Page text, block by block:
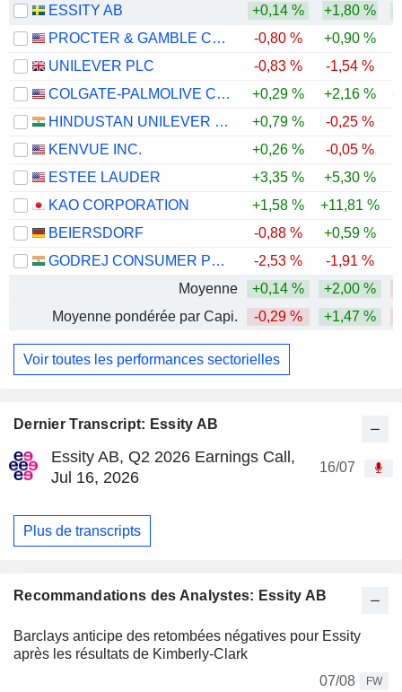
Dernier Transcript: Essity AB
Essity AB, Q2 2026 Earnings Call,
Jul 16, 2026
16/07
Plus de transcripts
Recommandations des Analystes: Essity AB
Barclays anticipe des retombées négatives pour Essity
après les résultats de Kimberly-Clark
07/08
FW
ESSITY AB +0,14 % +1,80 %
PROCTER & GAMBLE COMPANY
-0,80 % +0,90 %
UNILEVER PLC
-0,83 % -1,54 %
COLGATE-PALMOLIVE COMPANY
+0,29 % +2,16 %
HINDUSTAN UNILEVER LIMITED
+0,79 % -0,25 %
KENVUE INC.
+0,26 % -0,05 %
ESTEE LAUDER
+3,35 % +5,30 %
KAO CORPORATION
+1,58 % +11,81 %
BEIERSDORF
-0,88 % +0,59 %
GODREJ CONSUMER PRODUCTS LIMITED
-2,53 % -1,91 %
Moyenne
+0,14 % +2,00 %
Moyenne pondérée par Capi.
-0,29 % +1,47 %
Voir toutes les performances sectorielles